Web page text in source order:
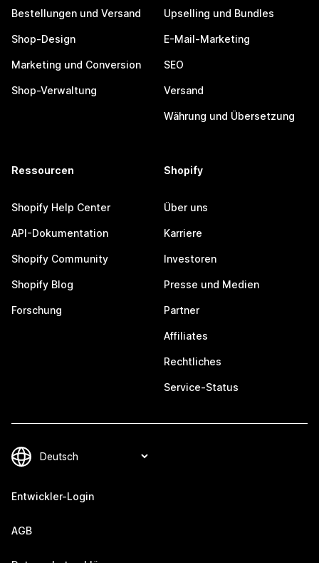
Bestellungen und Versand
Shop-Design
Marketing und Conversion
Shop-Verwaltung
Upselling und Bundles
E-Mail-Marketing
SEO
Versand
Währung und Übersetzung
Ressourcen
Shopify Help Center
API-Dokumentation
Shopify Community
Shopify Blog
Forschung
Shopify
Über uns
Karriere
Investoren
Presse und Medien
Partner
Affiliates
Rechtliches
Service-Status
Entwickler-Login
AGB